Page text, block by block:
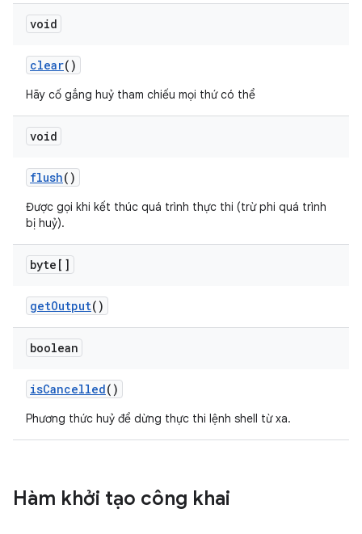
void
clear()
Hãy cố gắng huỷ tham chiếu mọi thứ có thể
void
flush()
Được gọi khi kết thúc quá trình thực thi (trừ phi quá trình
bị huỷ).
byte[]
getOutput()
boolean
isCancelled()
Phương thức huỷ để dừng thực thi lệnh shell từ xa.
Hàm khởi tạo công khai